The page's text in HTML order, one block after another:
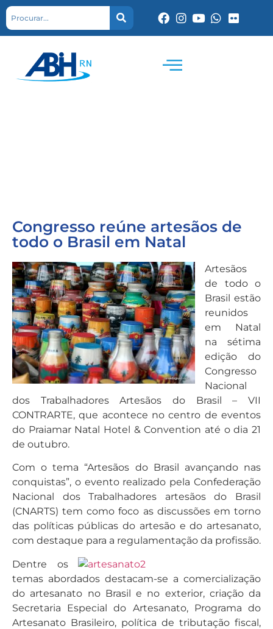
Congresso reúne artesãos de
todo o Brasil em Natal
Artesãos
de todo o
Brasil estão
reunidos
em Natal
na sétima
edição do
Congresso
Nacional
dos Trabalhadores Artesãos do Brasil – VII
CONTRARTE, que acontece no centro de eventos
do Praiamar Natal Hotel & Convention até o dia 21
de outubro.
Com o tema “Artesãos do Brasil avançando nas
conquistas”, o evento realizado pela Confederação
Nacional dos Trabalhadores artesãos do Brasil
(CNARTS) tem como foco as discussões em torno
das políticas públicas do artesão e do artesanato,
com destaque para a regulamentação da profissão.
Dentre os
temas abordados destacam-se a comercialização
do artesanato no Brasil e no exterior, criação da
Secretaria Especial do Artesanato, Programa do
Artesanato Brasileiro, política de tributação fiscal,